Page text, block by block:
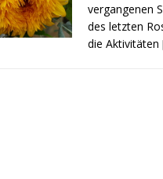
vergangenen
des letzten
die Aktivitäten